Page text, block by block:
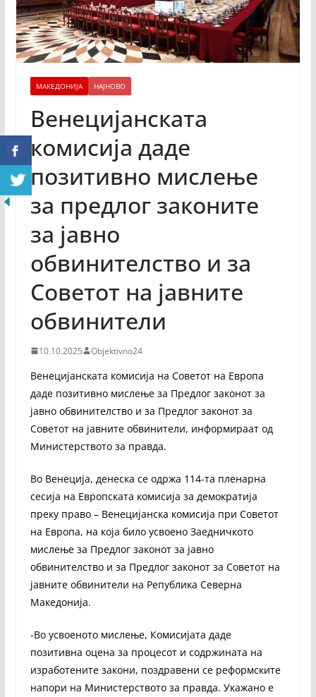
МАКЕДОНИЈА НАЈНОВО
Венецијанската
комисија даде
позитивно мислење
за предлог законите
за јавно
обвинителство и за
Советот на јавните
обвинители
10.10.2025 Objektivno24
Венецијанската комисија на Советот на Европа
даде позитивно мислење за Предлог законот за
јавно обвинителство и за Предлог законот за
Советот на јавните обвинители, информираат од
Министерството за правда.
Во Венеција, денеска се одржа 114-та пленарна
сесија на Европската комисија за демократија
преку право – Венецијанска комисија при Советот
на Европа, на која било усвоено Заедничкото
мислење за Предлог законот за јавно
обвинителство и за Предлог законот за Советот на
јавните обвинители на Република Северна
Македонија.
-Во усвоеното мислење, Комисијата даде
позитивна оцена за процесот и содржината на
изработените закони, поздравени се реформските
напори на Министерството за правда. Укажано е